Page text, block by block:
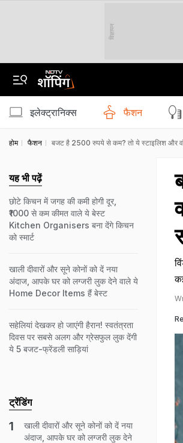
विज्ञापन
इलेक्ट्रानिक्स फैशन
होम फैशन बजट है 2500 रुपये से कम? तो ये स्टाइलिश
यह भी पढ़ें
छोटे किचन में जगह की कमी होगी दूर,
₹1000 से कम कीमत वाले ये बेस्ट
Kitchen Organisers बना देंगे किचन
को स्मार्ट
खाली दीवारों और सूने कोनों को दें नया
अंदाज, आपके घर को लग्जरी लुक देने वाले ये
Home Decor Items हैं बेस्ट
सहेलियां देखकर हो जाएंगी हैरान! स्वतंत्रता
दिवस पर सबसे अलग और ग्रेसफुल लुक देंगी
ये 5 बजट-फ्रेंडली साड़ियां
ट्रेंडिंग
खाली दीवारों और सूने कोनों को दें नया
अंदाज, आपके घर को लग्जरी लुक देने